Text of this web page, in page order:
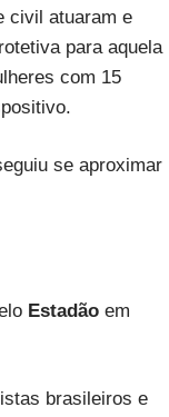
civil atuaram e
para aquela
com 15
se aproximar
Estadão em
brasileiros e